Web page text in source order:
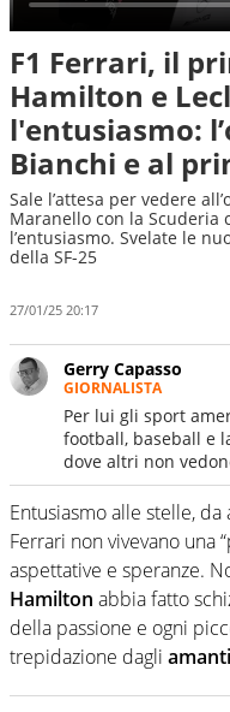
F1 Ferrari, il
Hamilton e
l'entusiasmo:
Bianchi e al
Sale l’attesa per vedere
Maranello con la Scuderia
l’entusiasmo. Svelate le
della SF-25
27/01/25 20:17
Gerry Capasso
GIORNALISTA
Per lui gli sport
football, baseball e
dove altri non
Entusiasmo alle stelle,
Ferrari non vivevano una
aspettative e speranze.
Hamilton abbia fatto
della passione e ogni
trepidazione dagli